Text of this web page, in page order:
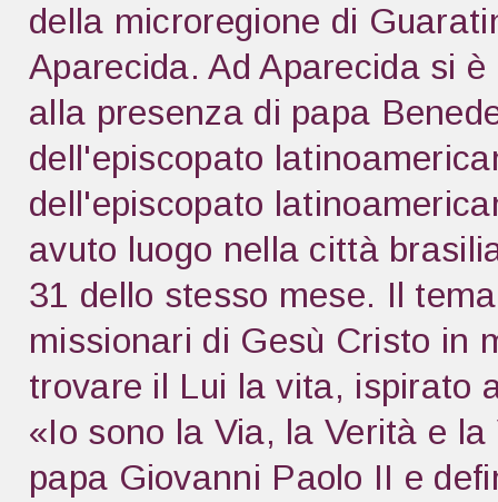
della microregione di
Aparecida. Ad Aparecida si
alla presenza di papa
dell'episcopato
dell'episcopato
avuto luogo nella città
31 dello stesso mese. Il
missionari di Gesù Cristo in
trovare il Lui la vita, ispirato
«Io sono la Via, la Verità e
papa Giovanni Paolo II e